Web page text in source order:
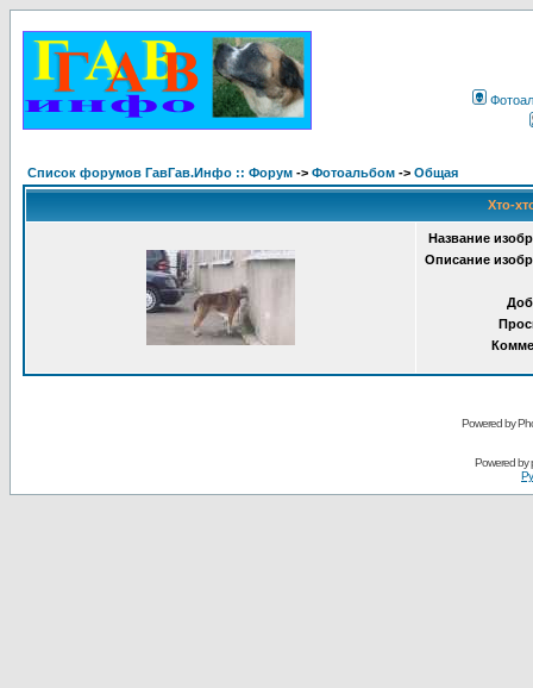
Список форумов ГавГав.Инфо :: Форум -> Фотоальбом -> Общая
Хто-
Название
Описание
Powered by
Powered by